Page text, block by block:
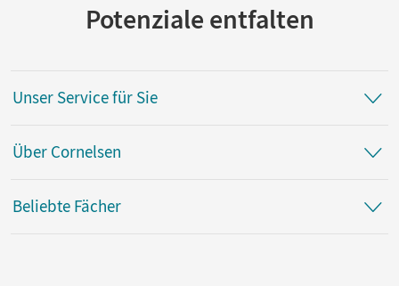
Potenziale entfalten
Unser Service für Sie
Über Cornelsen
Beliebte Fächer